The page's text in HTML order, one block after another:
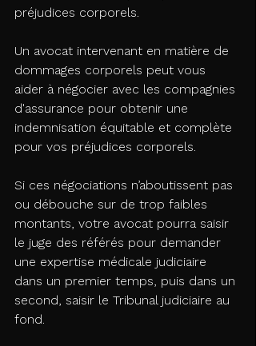
préjudices corporels.
Un avocat intervenant en matière de
dommages corporels peut vous
aider à négocier avec les compagnies
d'assurance pour obtenir une
indemnisation équitable et complète
pour vos préjudices corporels.
Si ces négociations n’aboutissent pas
ou débouche sur de trop faibles
montants, votre avocat pourra saisir
le juge des référés pour demander
une expertise médicale judiciaire
dans un premier temps, puis dans un
second, saisir le Tribunal judiciaire au
fond.